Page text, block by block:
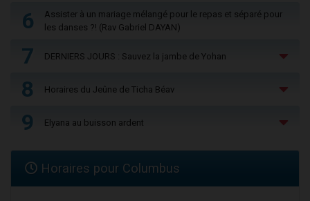
6
Assister à un mariage mélangé pour le repas et séparé pour
les danses ?! (Rav Gabriel DAYAN)
7 DERNIERS JOURS : Sauvez la jambe de Yohan
8 Horaires du Jeûne de Ticha Béav
9 Elyana au buisson ardent
Horaires pour Columbus